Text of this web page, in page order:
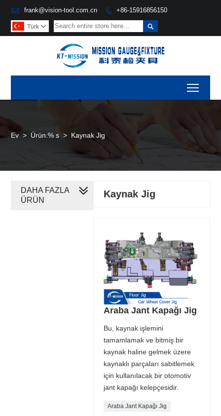
 frank@vision-tool.com.cn  +86-15916856150

Türk 
Ev > Ürün:% s > Kaynak Jig
Kaynak Jig
Araba Jant Kapağı Jig
Bu, kaynak işlemini
tamamlamak ve bitmiş bir
kaynak haline gelmek üzere
kaynaklı parçaları sabitlemek
için kullanılacak bir otomotiv
jant kapağı kelepçesidir.
Araba Jant Kapağı Jig
DAHA FAZLA
ÜRÜN